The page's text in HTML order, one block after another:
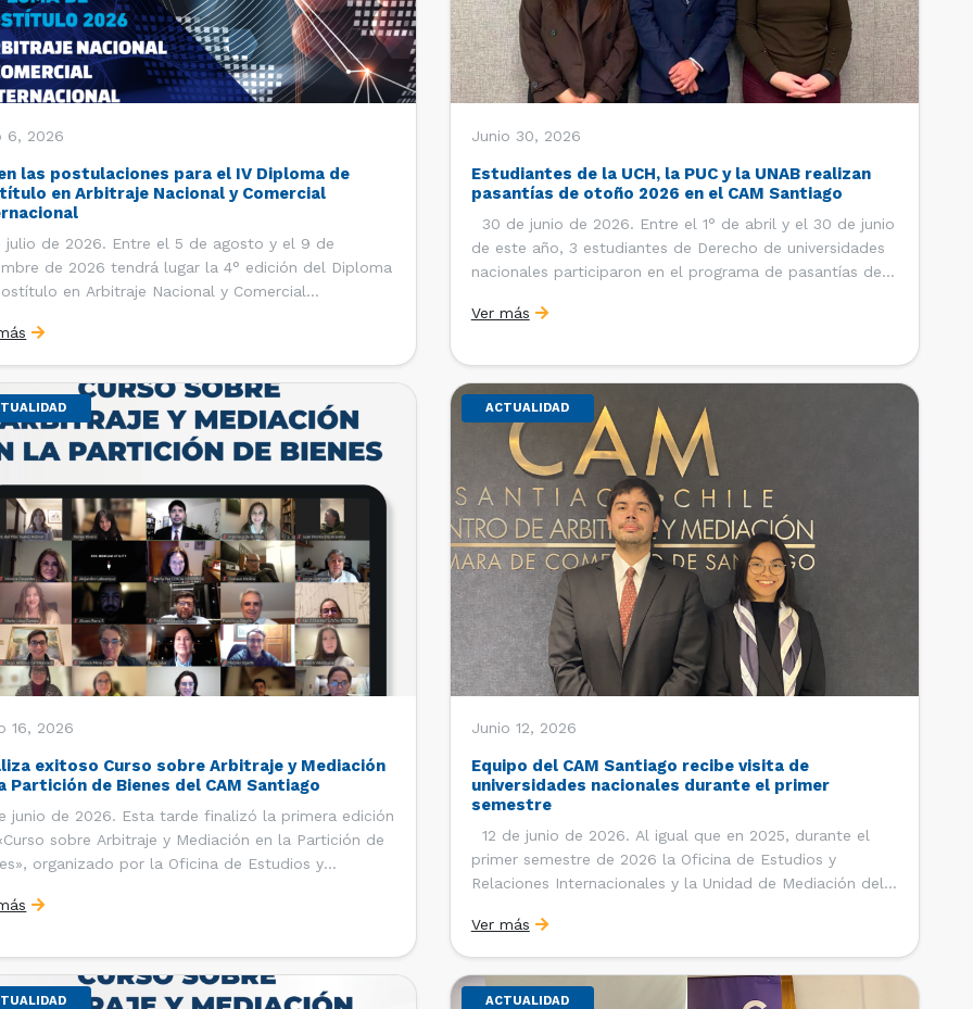
6, 2026
las postulaciones para el IV Diploma de
en Arbitraje Nacional y Comercial
julio de 2026. Entre el 5 de agosto y el 9 de
de 2026 tendrá lugar la 4° edición del Diploma
en Arbitraje Nacional y Comercial
Internacional de la Facultad de Derecho de la
de Chile y […]
Junio 30, 2026
Estudiantes de la UCH, la PUC y la UNAB realizan
pasantías de otoño 2026 en el CAM Santiago
30 de junio de 2026. Entre el 1° de abril y el 30 de junio
de este año, 3 estudiantes de Derecho de universidades
nacionales participaron en el programa de pasantías del
Comercio de Santiago (CCS). Así, se realizaron […]
Ver más
16, 2026
exitoso Curso sobre Arbitraje y Mediación
Partición de Bienes del CAM Santiago
junio de 2026. Esta tarde finalizó la primera edición
sobre Arbitraje y Mediación en la Partición de
organizado por la Oficina de Estudios y
(CAM) de la Cámara de Comercio de Santiago
ACTUALIDAD
Junio 12, 2026
Equipo del CAM Santiago recibe visita de
universidades nacionales durante el primer
semestre
12 de junio de 2026. Al igual que en 2025, durante el
primer semestre de 2026 la Oficina de Estudios y
Relaciones Internacionales y la Unidad de Mediación del
Comercio de Santiago (CCS) han recibido la visita de
estudiantes de […]
Ver más
ACTUALIDAD